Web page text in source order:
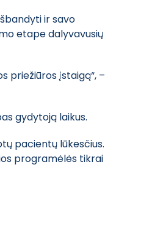
ir savo
etape dalyvavusių
priežiūros įstaigą“, –
gydytoją laikus.
pacientų lūkesčius.
programėlės tikrai